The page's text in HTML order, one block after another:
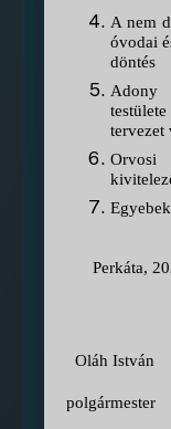
A nem
óvodai
döntés
Adony
tervezet
Egyebek
Perkáta,
Oláh István
polgármester